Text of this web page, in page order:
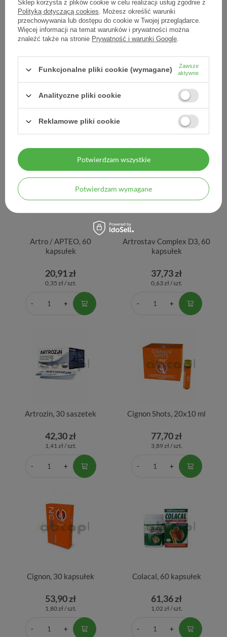
Artresan Optima, 120
43,99 zł
0,49 zł / szt.
Artresan Optima, 90
55,08 zł
0,61 zł / szt.
Artro / APTEO, 60
kapsułek
20,91 zł
0,35 zł / szt.
Artrostav Complex D3, 60
kapsułek
37,73 zł
0,63 zł / szt.
Artrozin, 30 saszetek
42,30 zł
1,41 zł / szt.
Cignon Shots, 20x10 ml
77,70 zł
3,89 zł / szt.
Cignon, 30 kapsułek
53,90 zł
1,80 zł / szt.
Colacal, 60 kapsułek
61,36 zł
1,02 zł / szt.
Sklep korzysta z plików cookie w celu realizacji usług zgodnie z
Polityką dotyczącą cookies. Możesz określić warunki
przechowywania lub dostępu do cookie w Twojej przeglądarce.
Więcej informacji na temat warunków i prywatności można
znaleźć także na stronie Prywatność i warunki Google.
Funkcjonalne pliki cookie (wymagane)
Zawsze
aktywne
Analityczne pliki cookie
Reklamowe pliki cookie
Potwierdzam wymagane
Potwierdzam wszystkie